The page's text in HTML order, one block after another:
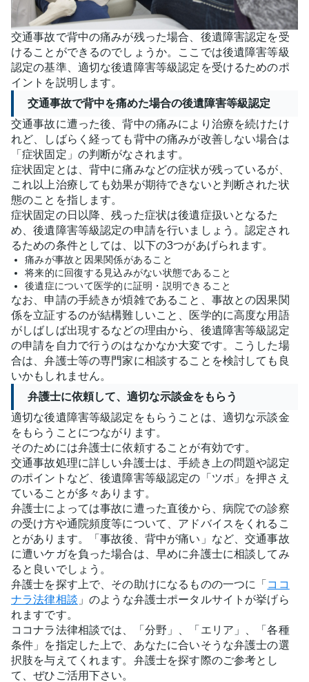
交通事故で背中の痛みが残った場合、後遺障害認定を受
けることができるのでしょうか。ここでは後遺障害等級
認定の基準、適切な後遺障害等級認定を受けるためのポ
イントを説明します。
交通事故で背中を痛めた場合の後遺障害等級認定
交通事故に遭った後、背中の痛みにより治療を続けたけ
れど、しばらく経っても背中の痛みが改善しない場合は
「症状固定」の判断がなされます。
症状固定とは、背中に痛みなどの症状が残っているが、
これ以上治療しても効果が期待できないと判断された状
態のことを指します。
症状固定の日以降、残った症状は後遺症扱いとなるた
め、後遺障害等級認定の申請を行いましょう。認定され
るための条件としては、以下の3つがあげられます。
痛みが事故と因果関係があること
将来的に回復する見込みがない状態であること
後遺症について医学的に証明・説明できること
なお、申請の手続きが煩雑であること、事故との因果関
係を立証するのが結構難しいこと、医学的に高度な用語
がしばしば出現するなどの理由から、後遺障害等級認定
の申請を自力で行うのはなかなか大変です。こうした場
合は、弁護士等の専門家に相談することを検討しても良
いかもしれません。
弁護士に依頼して、適切な示談金をもらう
適切な後遺障害等級認定をもらうことは、適切な示談金
をもらうことにつながります。
そのためには弁護士に依頼することが有効です。
交通事故処理に詳しい弁護士は、手続き上の問題や認定
のポイントなど、後遺障害等級認定の「ツボ」を押さえ
ていることが多々あります。
弁護士によっては事故に遭った直後から、病院での診察
の受け方や通院頻度等について、アドバイスをくれるこ
とがあります。「事故後、背中が痛い」など、交通事故
に遭いケガを負った場合は、早めに弁護士に相談してみ
ると良いでしょう。
弁護士を探す上で、その助けになるものの一つに「 ココ
ナラ法律相談 」のような弁護士ポータルサイトが挙げら
れますです。
ココナラ法律相談では、「分野」、「エリア」、「各種
条件」を指定した上で、あなたに合いそうな弁護士の選
択肢を与えてくれます。弁護士を探す際のご参考とし
て、ぜひご活用下さい。